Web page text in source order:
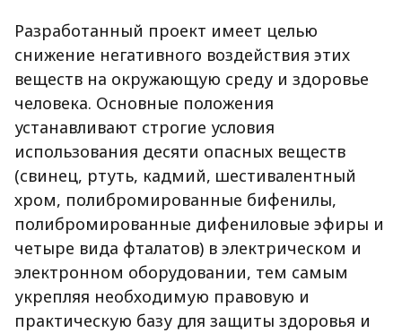
Разработанный проект имеет целью
снижение негативного воздействия этих
веществ на окружающую среду и здоровье
человека. Основные положения
устанавливают строгие условия
использования десяти опасных веществ
(свинец, ртуть, кадмий, шестивалентный
хром, полибромированные бифенилы,
полибромированные дифениловые эфиры и
четыре вида фталатов) в электрическом и
электронном оборудовании, тем самым
укрепляя необходимую правовую и
практическую базу для защиты здоровья и